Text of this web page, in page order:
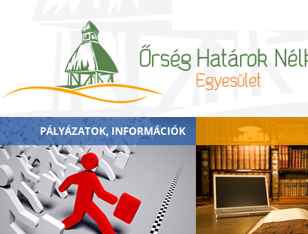
PÁLYÁZATOK, INFORMÁCIÓK